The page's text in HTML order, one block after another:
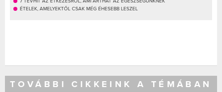
ÉTELEK, AMELYEKTŐL CSAK MÉG ÉHESEBB LESZEL
TOVÁBBI CIKKEINK A TÉMÁBAN